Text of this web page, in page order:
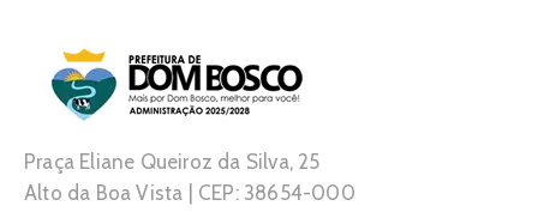
Praça Eliane Queiroz da Silva, 25
Alto da Boa Vista | CEP: 38654-000